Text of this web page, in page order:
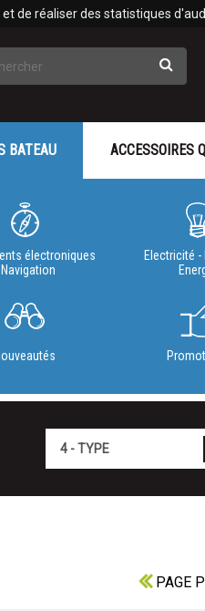
de réaliser des statistiques
BATEAU
électroniques
Navigation
Electricité -
ACCESSOIRES
PAGE